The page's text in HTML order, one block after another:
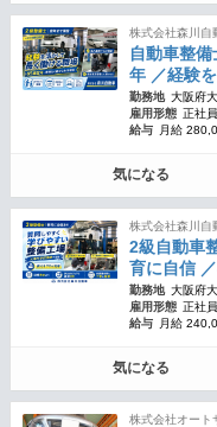
株式会社森川自
自動車整
年 ／経験
勤務地 大阪府
雇用形態 正社員
給与
月給
気になる
株式会社森川自
2級自動車
育に自信
勤務地 大阪府
雇用形態 正社員
給与
月給
気になる
株式会社オート